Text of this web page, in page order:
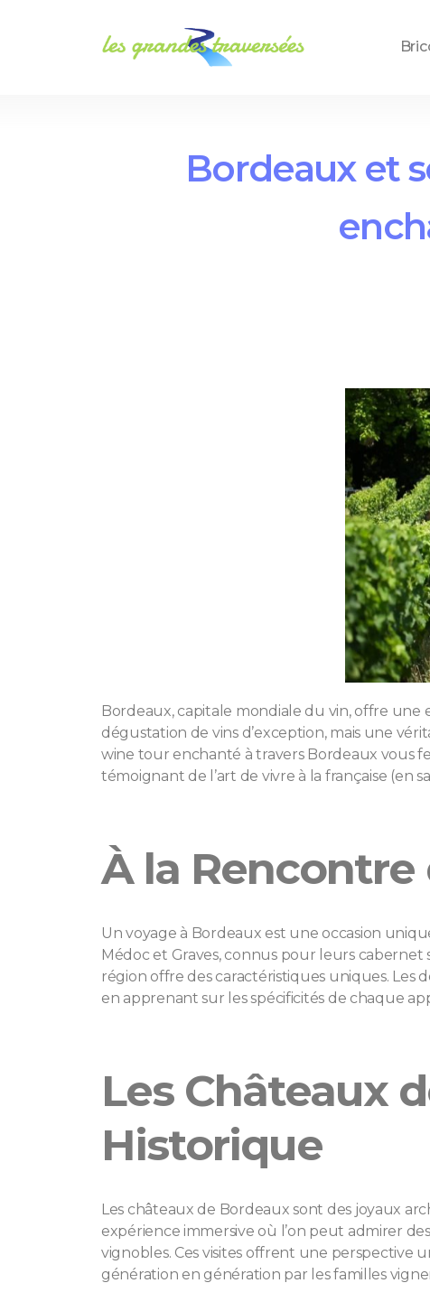
Bordeaux et
Bordeaux, capitale mondiale du vin, offre
dégustation de vins d’exception, mais une
wine tour enchanté à travers Bordeaux vous
témoignant de l’art de vivre à la française (en
À la Rencontre
Un voyage à Bordeaux est une occasion
Médoc et Graves, connus pour leurs
région offre des caractéristiques uniques.
en apprenant sur les spécificités de chaque
Les Châteaux
Historique
Les châteaux de Bordeaux sont des joyaux
expérience immersive où l’on peut admirer
vignobles. Ces visites offrent une perspective
génération en génération par les familles